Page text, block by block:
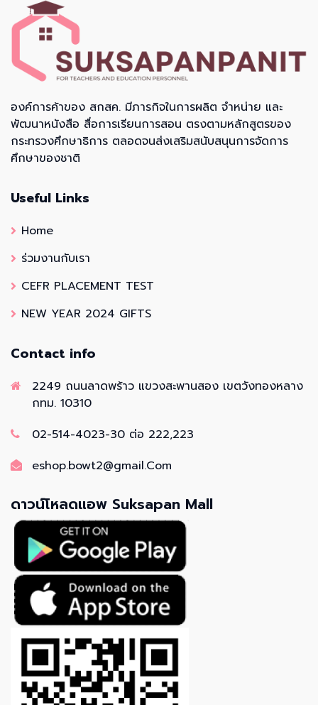
องค์การค้าของ สกสค. มีภารกิจในการผลิต จำหน่าย และ
พัฒนาหนังสือ สื่อการเรียนการสอน ตรงตามหลักสูตรของ
กระทรวงศึกษาธิการ ตลอดจนส่งเสริมสนับสนุนการจัดการ
ศึกษาของชาติ
Useful Links
Home
ร่วมงานกับเรา
CEFR PLACEMENT TEST
NEW YEAR 2024 GIFTS
Contact info
2249 ถนนลาดพร้าว แขวงสะพานสอง เขตวังทองหลาง
กทม. 10310
02-514-4023-30 ต่อ 222,223
eshop.bowt2@gmail.Com
ดาวน์โหลดแอพ Suksapan Mall